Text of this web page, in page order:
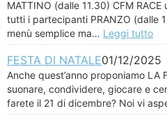
MATTINO (dalle 11.30) CFM
tutti i partecipanti PRANZO (dalle
menù semplice ma… Leggi tutto
FESTA DI NATALE01/12/2025
Anche quest’anno proponiamo LA
suonare, condividere, giocare e
farete il 21 di dicembre? Noi vi